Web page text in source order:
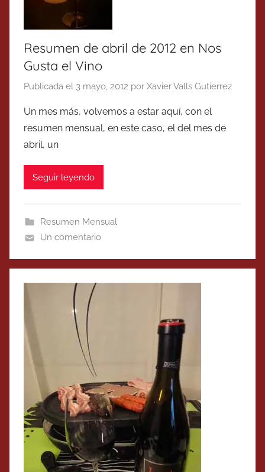
Resumen de abril de 2012 en Nos
Gusta el Vino
Publicada el 3 mayo, 2012 por Xavier Valls Gutierrez
Un mes más, volvemos a estar aquí, con el
resumen mensual, en este caso, el del mes de
abril, un
Seguir leyendo
Resumen Mensual
Un comentario